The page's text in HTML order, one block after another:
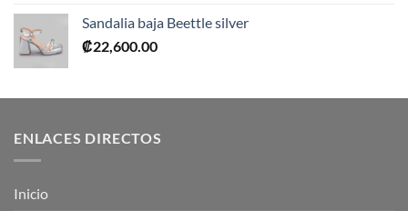
Sandalia baja Beettle silver
₡22,600.00
ENLACES DIRECTOS
Inicio